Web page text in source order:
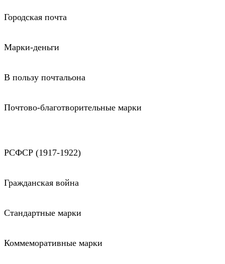
Городская почта
Марки-деньги
В пользу почтальона
Почтово-благотворительные марки
РСФСР (1917-1922)
Гражданская война
Стандартные марки
Коммеморативные марки